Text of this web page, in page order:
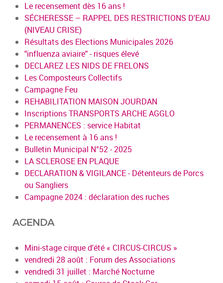
Le recensement dès 16 ans !
SÉCHERESSE – RAPPEL DES RESTRICTIONS D'EAU
(NIVEAU CRISE)
Résultats des Elections Municipales 2026
"influenza aviaire" - risques élevé
DECLAREZ LES NIDS DE FRELONS
Les Composteurs Collectifs
Campagne Feu
REHABILITATION MAISON JOURDAN
Inscriptions TRANSPORTS ARCHE AGGLO
PERMANENCES : service Habitat
Le recensement à 16 ans !
Bulletin Municipal N°52 - 2025
LA SCLEROSE EN PLAQUE
DECLARATION & VIGILANCE - Détenteurs de Porcs
ou Sangliers
Campagne 2024 : déclaration des ruches
AGENDA
Mini-stage cirque d'été « CIRCUS-CIRCUS »
vendredi 28 août : Forum des Associations
vendredi 31 juillet : Marché Nocturne